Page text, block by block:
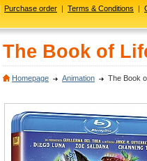
Purchase order | Terms & Conditions |
The Book of
Homepage Animation The Book